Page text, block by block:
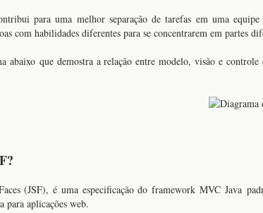
para uma melhor separação de tarefas em uma
com habilidades diferentes para se concentrarem em partes
abaixo que demostra a relação entre modelo, visão e
(JSF), é uma especificação do framework MVC Java
para aplicações web.